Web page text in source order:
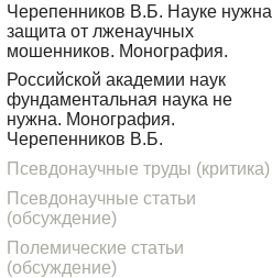
Черепенников В.Б. Науке нужна
защита от лженаучных
мошенников. Монография.
Российской академии наук
фундаментальная наука не
нужна. Монография.
Черепенников В.Б.
Псевдонаучные труды (критика)
Псевдонаучные статьи
(обсуждение)
Полемические статьи
(обсуждение)